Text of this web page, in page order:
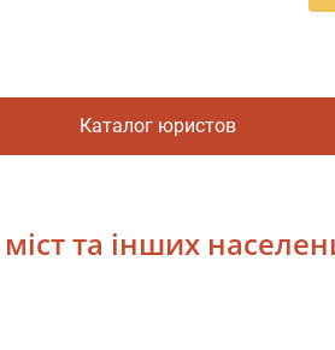
Каталог юристов
та інших